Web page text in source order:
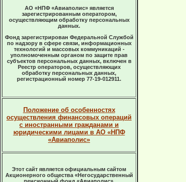
АО «НПФ «Авиаполис» является
зарегистрированным оператором,
осуществляющим обработку персональных
данных.
Фонд зарегистрирован Федеральной Службой
по надзору в сфере связи, информационных
технологий и массовых коммуникаций -
уполномоченным органом по защите прав
субъектов персональных данных, включен в
Реестр операторов, осуществляющих
обработку персональных данных,
регистрационный номер 77-19-012911.
Положение об особенностях
осуществления финансовых операций
с иностранными гражданами и
юридическими лицами в АО «НПФ
«Авиаполис»
Этот сайт является официальным сайтом
Акционерного общества «Негосударственный